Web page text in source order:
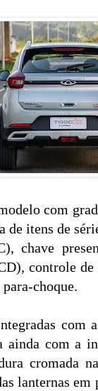
com
de itens de
chave
controle
choque.
com
ainda com a
cromada
lanternas